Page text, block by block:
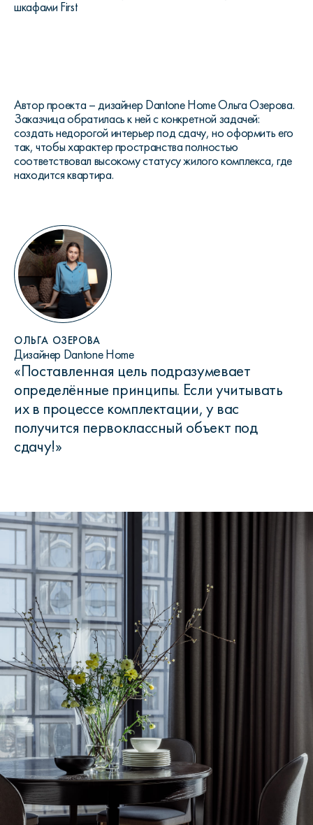
шкафами First
Автор проекта – дизайнер Dantone Home Ольга Озерова.
Заказчица обратилась к ней с конкретной задачей:
создать недорогой интерьер под сдачу, но оформить его
так, чтобы характер пространства полностью
соответствовал высокому статусу жилого комплекса, где
находится квартира.
ОЛЬГА ОЗЕРОВА
Дизайнер Dantone Home
«Поставленная цель подразумевает
определённые принципы. Если учитывать
их в процессе комплектации, у вас
получится первоклассный объект под
сдачу!»